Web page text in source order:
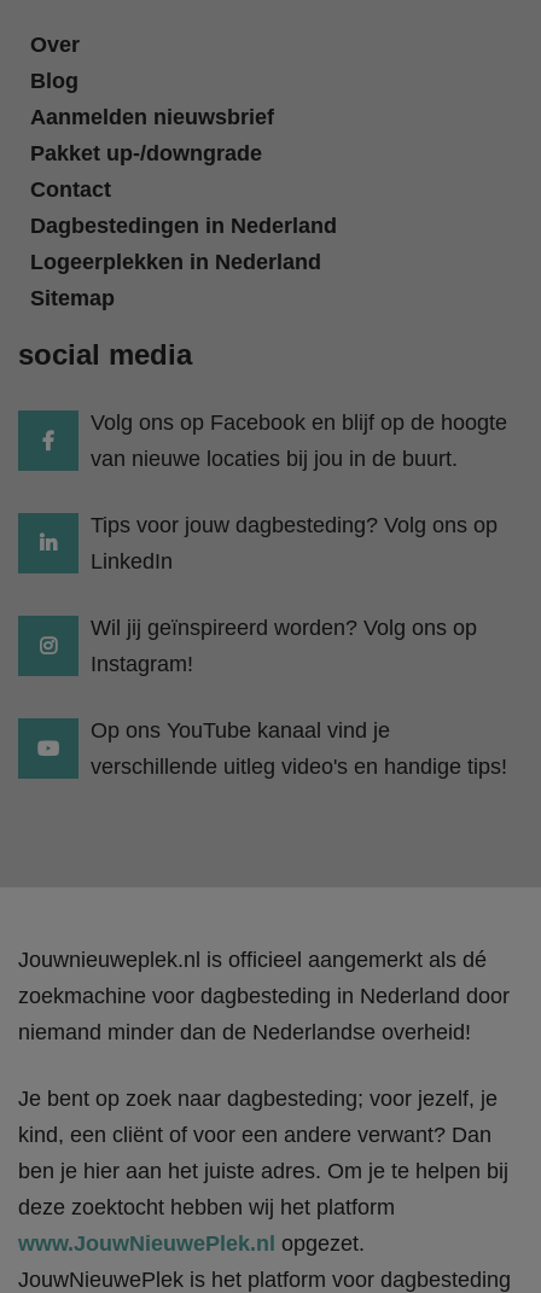
Over
Blog
Aanmelden nieuwsbrief
Pakket up-/downgrade
Contact
Dagbestedingen in Nederland
Logeerplekken in Nederland
Sitemap
social media
Volg ons op Facebook en blijf op de hoogte
van nieuwe locaties bij jou in de buurt.
Tips voor jouw dagbesteding? Volg ons op
LinkedIn
Wil jij geïnspireerd worden? Volg ons op
Instagram!
Op ons YouTube kanaal vind je
verschillende uitleg video's en handige tips!
Jouwnieuweplek.nl is officieel aangemerkt als dé
zoekmachine voor dagbesteding in Nederland door
niemand minder dan de Nederlandse overheid!
Je bent op zoek naar dagbesteding; voor jezelf, je
kind, een cliënt of voor een andere verwant? Dan
ben je hier aan het juiste adres. Om je te helpen bij
deze zoektocht hebben wij het platform
www.JouwNieuwePlek.nl opgezet.
JouwNieuwePlek is het platform voor dagbesteding